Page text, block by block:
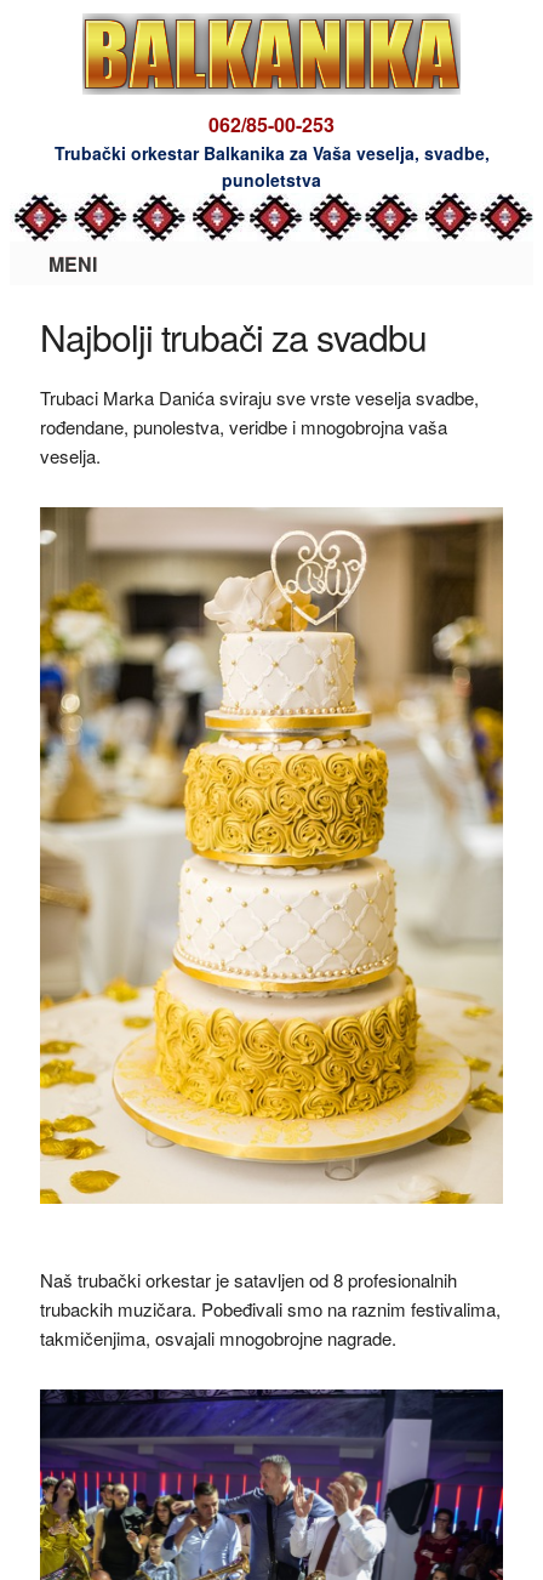
062/85-00-253
Trubački orkestar Balkanika za Vaša veselja, svadbe,
punoletstva
MENI
Najbolji trubači za svadbu
​Trubaci Marka Danića sviraju sve vrste veselja svadbe,
rođendane, punolestva, veridbe i mnogobrojna vaša
veselja.
Naš trubački orkestar je satavljen od 8 profesionalnih
trubackih muzičara. Pobeđivali smo na raznim festivalima,
takmičenjima, osvajali mnogobrojne nagrade.